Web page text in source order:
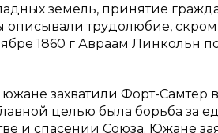
земель, принятие
трудолюбие,
1860 г Авраам Линкольн
южане захватили Форт-
целью была борьба за
и спасении Союза. Южане